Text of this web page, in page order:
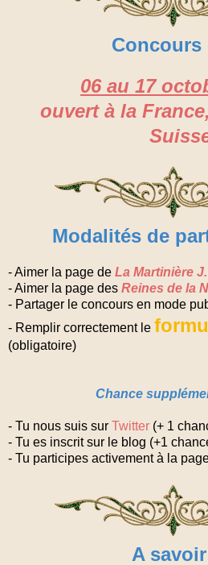
Concours
06 au 17
ouvert à la
Modalités de
- Aimer la page de La Martinière
- Aimer la page des Reines de la
- Partager le concours en mode
- Remplir correctement le
(obligatoire)
Chance
- Tu nous suis sur Twitter (+ 1
- Tu es inscrit sur le blog (+1
- Tu participes activement à la
A